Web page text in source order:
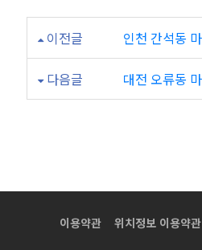
이
타
이
이
이전글
다음글
이용약관 위치정보 이용약관